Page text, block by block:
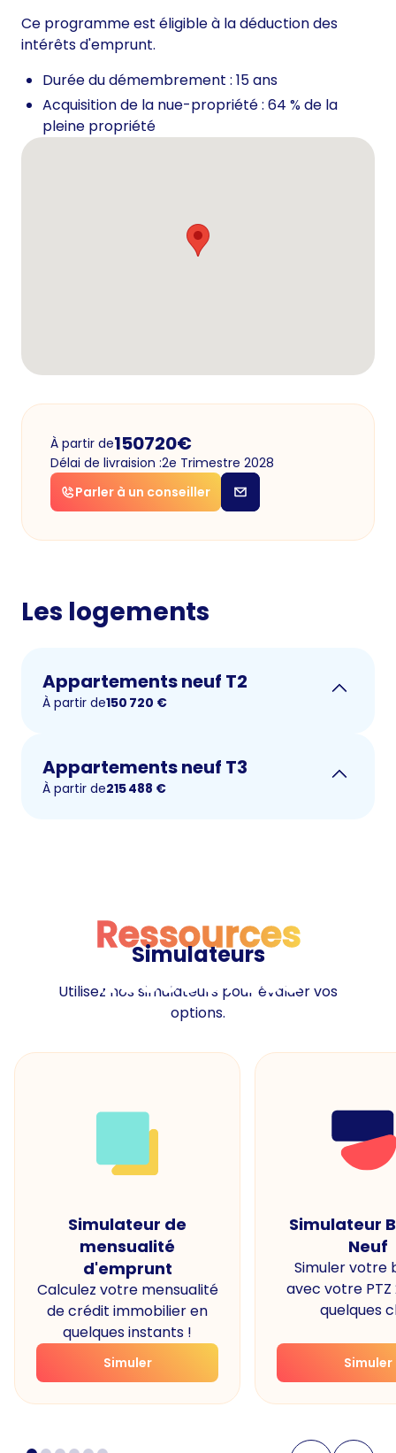
Ce programme est éligible à la déduction des
intérêts d'emprunt.
Durée du démembrement : 15 ans
Acquisition de la nue-propriété : 64 % de la
pleine propriété
À partir de150720€
Délai de livraision :2e Trimestre 2028
Parler à un conseiller
Les logements
Appartements neuf T2
À partir de150 720 €
Appartements neuf T3
À partir de215 488 €
Ressources
Ressources
Simulateurs
Utilisez nos simulateurs pour évaluer vos
options.
Simulateur de
mensualité
d'emprunt
Calculez votre mensualité
de crédit immobilier en
quelques instants !
Simuler
Simulateur
Neuf
Simuler votre
avec votre PTZ
quelques
Simuler